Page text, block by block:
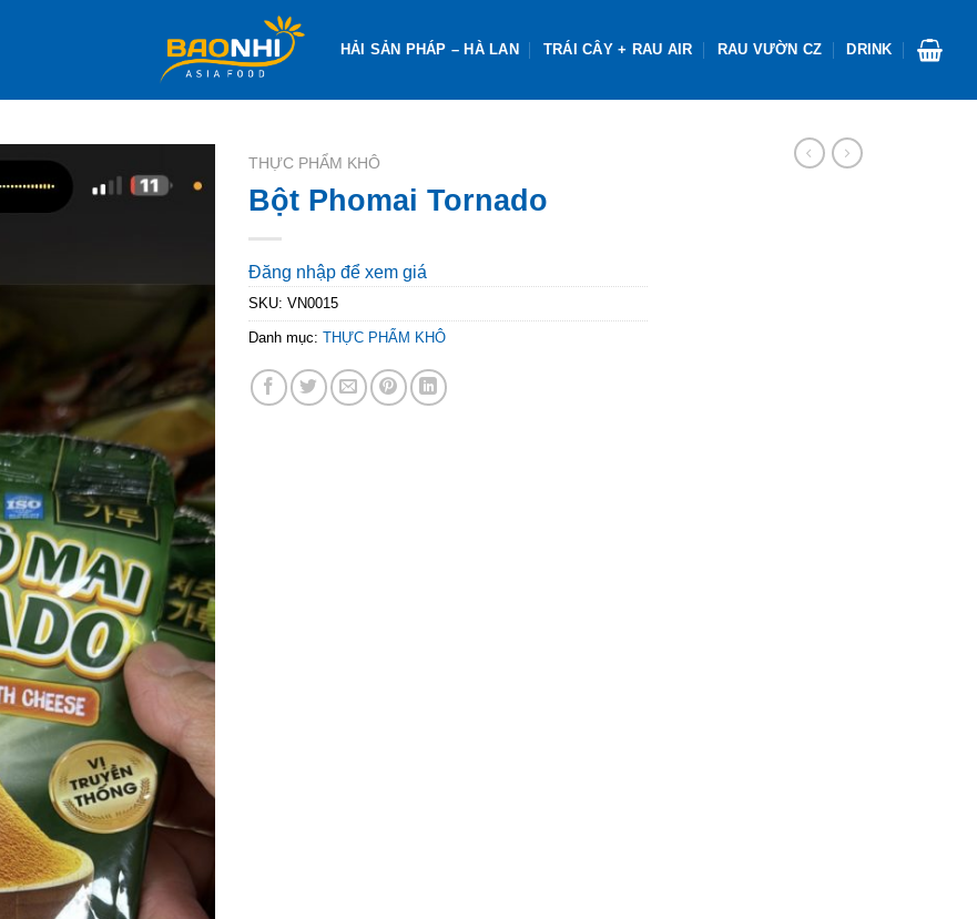
HẢI SẢN PHÁP – HÀ LAN TRÁI CÂY + RAU AIR RAU VƯỜN CZ DRINK
THỰC PHẨM KHÔ
Bột Phomai Tornado
Đăng nhập để xem giá
SKU: VN0015
Danh mục: THỰC PHẨM KHÔ